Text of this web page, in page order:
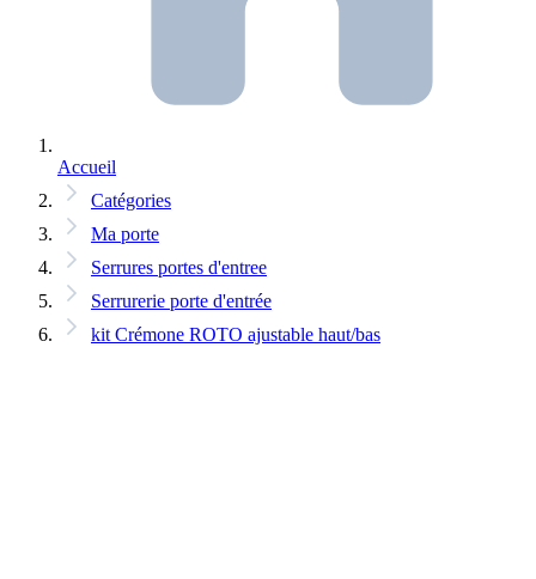
Accueil
Catégories
Ma porte
Serrures portes d'entree
Serrurerie porte d'entrée
kit Crémone ROTO ajustable haut/bas